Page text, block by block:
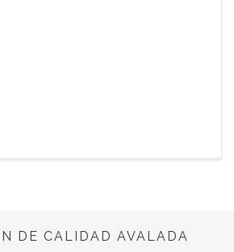
DE CALIDAD AVALADA